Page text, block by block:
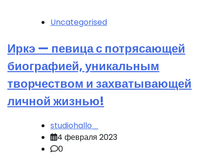
Uncategorised
Иркэ — певица с потрясающей
биографией, уникальным
творчеством и захватывающей
личной жизнью!
studiohallo_
4 февраля 2023
0